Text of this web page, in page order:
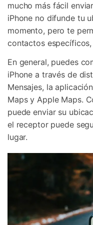
mucho más fácil
iPhone no difunde tu
momento, pero te
contactos
En general, puedes
iPhone a través de
Mensajes, la
Maps y Apple Maps.
puede enviar su
el receptor puede
lugar.